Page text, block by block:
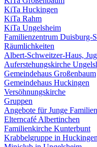
KiTa Huckingen
KiTa Rahm
KiTa Ungelsheim
Familienzentrum Duisburg-
Räumlichkeiten
Albert-Schweitzer-Haus,
Auferstehungskirche
Gemeindehaus Großenbaum
Gemeindehaus Huckingen
Versöhnungskirche
Gruppen
Angebote für Junge Familien
Elterncafé Albertinchen
Familienkirche Kunterbunt
Krabbelgruppe in